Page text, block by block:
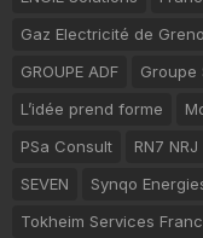
Gaz Electricité de
GROUPE ADF
Groupe
L’idée prend forme
PSa Consult
RN7 NRJ
SEVEN
Synqo
Tokheim Services